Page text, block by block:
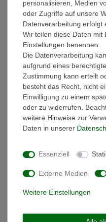
FAQ Funkuhren
Wasserdichtheit
Geschenkverpackung
Batterieentsorgung
Zahlung
Versand
Sicher und Bequem
Schneller und sicherer
personalisieren, Medien
oder Zugriffe auf unsere
Datenverarbeitung erfolgt
Wir teilen diese Daten mit
Einstellungen benennen.
Die Datenverarbeitung
aufgrund eines
Zustimmung kann erteilt
besteht das Recht, nicht
Einwilligung zu einem
oder zu widerrufen.
weitere Hinweise zur
Daten in unserer
Essenziell
Externe Medien
Weitere Einstellungen